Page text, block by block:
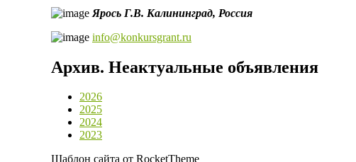
Ярось Г.В. Калининград, Россия
info@konkursgrant.ru
Архив. Неактуальные объявления
2026
2025
2024
2023
Шаблон сайта от RocketTheme